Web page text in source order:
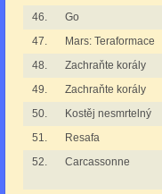
46.
Go
47.
Mars: Teraformace
48.
Zachraňte korály
49.
Zachraňte korály
50.
Kostěj nesmrtelný
51.
Resafa
52.
Carcassonne